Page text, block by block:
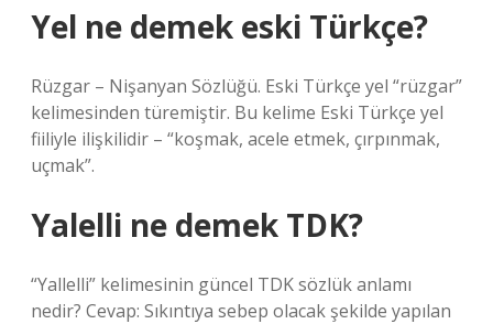
Yel ne demek eski Türkçe?
Rüzgar – Nişanyan Sözlüğü. Eski Türkçe yel “rüzgar”
kelimesinden türemiştir. Bu kelime Eski Türkçe yel
fiiliyle ilişkilidir – “koşmak, acele etmek, çırpınmak,
uçmak”.
Yalelli ne demek TDK?
“Yallelli” kelimesinin güncel TDK sözlük anlamı
nedir? Cevap: Sıkıntıya sebep olacak şekilde yapılan